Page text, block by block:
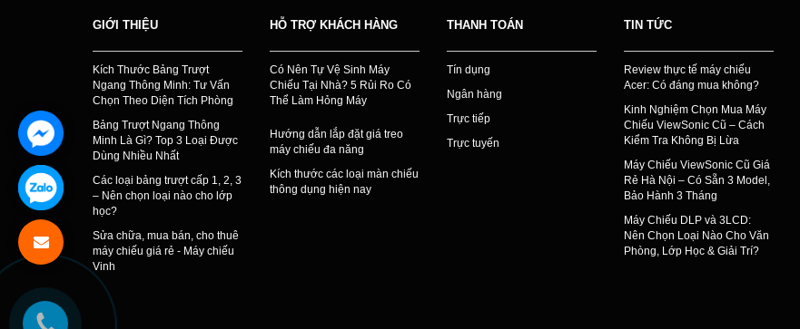
GIỚI THIỆU
Kích Thước Bảng Trượt
Ngang Thông Minh: Tư Vấn
Chọn Theo Diện Tích Phòng
Bảng Trượt Ngang Thông
Minh Là Gì? Top 3 Loại Được
Dùng Nhiều Nhất
Các loại bảng trượt cấp 1, 2, 3
– Nên chọn loại nào cho lớp
học?
Sửa chữa, mua bán, cho thuê
máy chiếu giá rẻ - Máy chiếu
Vinh
HỖ TRỢ KHÁCH HÀNG
Có Nên Tự Vệ Sinh Máy
Chiếu Tại Nhà? 5 Rủi Ro Có
Thể Làm Hỏng Máy
Hướng dẫn lắp đặt giá treo
máy chiếu đa năng
Kích thước các loại màn chiếu
thông dụng hiện nay
THANH TOÁN
Tín dụng
Ngân hàng
Trực tiếp
Trực tuyến
TIN TỨC
Review thực tế máy chiếu
Acer: Có đáng mua không?
Kinh Nghiệm Chọn Mua Máy
Chiếu ViewSonic Cũ – Cách
Kiểm Tra Không Bị Lừa
Máy Chiếu ViewSonic Cũ Giá
Rẻ Hà Nội – Có Sẵn 3 Model,
Bảo Hành 3 Tháng
Máy Chiếu DLP và 3LCD:
Nên Chọn Loại Nào Cho Văn
Phòng, Lớp Học & Giải Trí?